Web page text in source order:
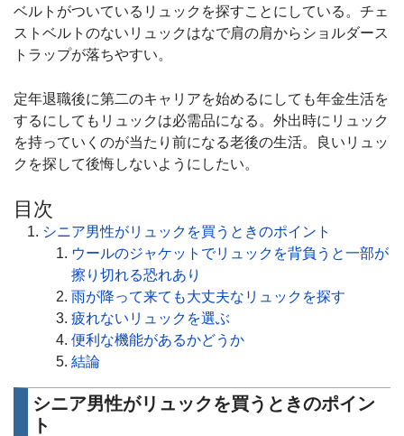
ベルトがついているリュックを探すことにしている。チェ
ストベルトのないリュックはなで肩の肩からショルダース
トラップが落ちやすい。
定年退職後に第二のキャリアを始めるにしても年金生活を
するにしてもリュックは必需品になる。外出時にリュック
を持っていくのが当たり前になる老後の生活。良いリュッ
クを探して後悔しないようにしたい。
目次
シニア男性がリュックを買うときのポイント
ウールのジャケットでリュックを背負うと一部が
擦り切れる恐れあり
雨が降って来ても大丈夫なリュックを探す
疲れないリュックを選ぶ
便利な機能があるかどうか
結論
シニア男性がリュックを買うときのポイン
ト